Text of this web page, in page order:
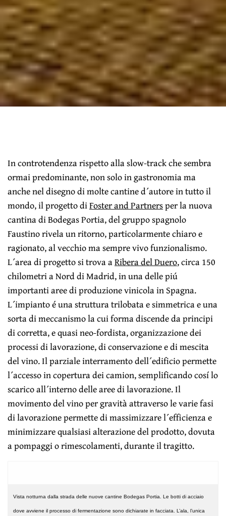
In controtendenza rispetto alla slow-track che sembra
ormai predominante, non solo in gastronomia ma
anche nel disegno di molte cantine d´autore in tutto il
mondo, il progetto diFoster and Partnersper la nuova
cantina di Bodegas Portia, del gruppo spagnolo
Faustino rivela un ritorno, particolarmente chiaro e
ragionato, al vecchio ma sempre vivo funzionalismo.
L´area di progetto si trova aRibera del Duero, circa 150
chilometri a Nord di Madrid, in una delle piú
importanti aree di produzione vinicola in Spagna.
L´impianto é una struttura trilobata e simmetrica e una
sorta di meccanismo la cui forma discende da principi
di corretta, e quasi neo-fordista, organizzazione dei
processi di lavorazione, di conservazione e di mescita
del vino. Il parziale interramento dell´edificio permette
l´accesso in copertura dei camion, semplificando cosí lo
scarico all´interno delle aree di lavorazione. Il
movimento del vino per gravità attraverso le varie fasi
di lavorazione permette di massimizzare l´efficienza e
minimizzare qualsiasi alterazione del prodotto, dovuta
a pompaggi o rimescolamenti, durante il tragitto.
Vista notturna dalla strada delle nuove cantine Bodegas Portia. Le botti di acciaio
dove avviene il processo di fermentazione sono dichiarate in facciata. L’ala, l’unica